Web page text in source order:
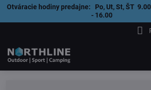
Otváracie hodiny predajne: Po, Ut, St, ŠT
- 16.00